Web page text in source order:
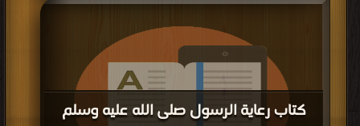
قراءة و تحميل كتاب كتاب الصلاة على رسول الله صلى الله عليه وسلم فضلها وكيفيتها
كتب في موقع
كتاب رعاية الرسول صلى الله عليه وسلم